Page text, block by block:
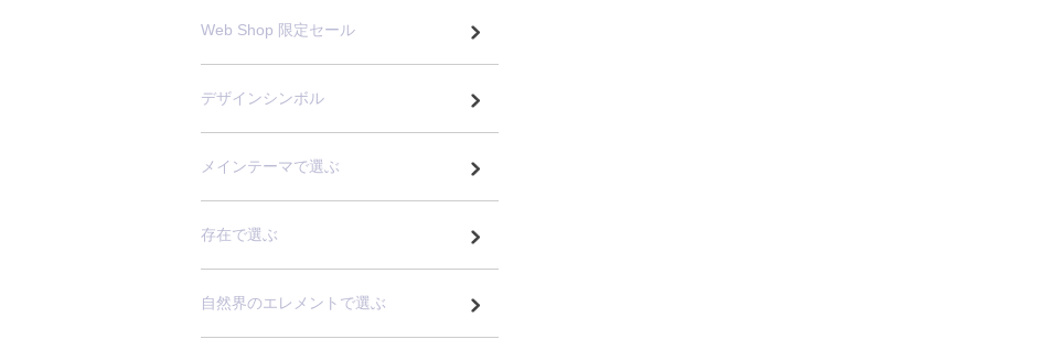
Web Shop 限定セール
デザインシンボル
メインテーマで選ぶ
存在で選ぶ
自然界のエレメントで選ぶ